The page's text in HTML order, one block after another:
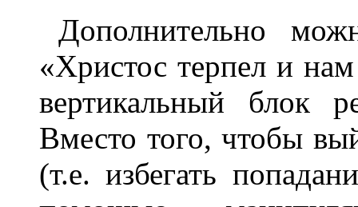
Дополнительно
«Христос терпел и
вертикальный блок
Вместо того, чтобы
(т.е. избегать